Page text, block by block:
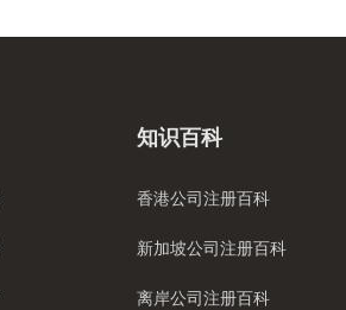
知识百科
香港公司注册百科
新加坡公司注册百科
离岸公司注册百科